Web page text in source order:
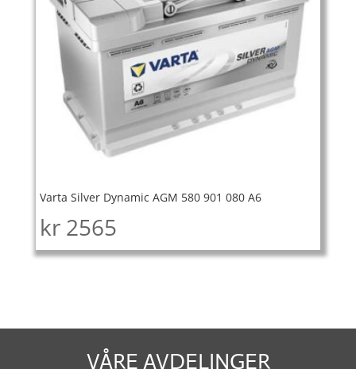
Varta Silver Dynamic AGM 580 901 080 A6
kr 2565
VÅRE AVDELINGER